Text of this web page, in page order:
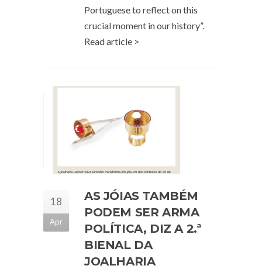
Portuguese to reflect on this
crucial moment in our history”.
Read article >
18
Apr
AS JÓIAS TAMBÉM
PODEM SER ARMA
POLÍTICA, DIZ A 2.ª
BIENAL DA
JOALHARIA